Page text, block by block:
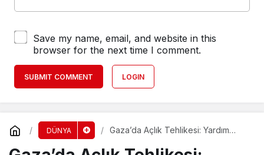
Save my name, email, and website in this
browser for the next time I comment.
SUBMIT COMMENT LOGIN
DÜNYA
Gaza’da Açlık Tehlikesi: Yardım